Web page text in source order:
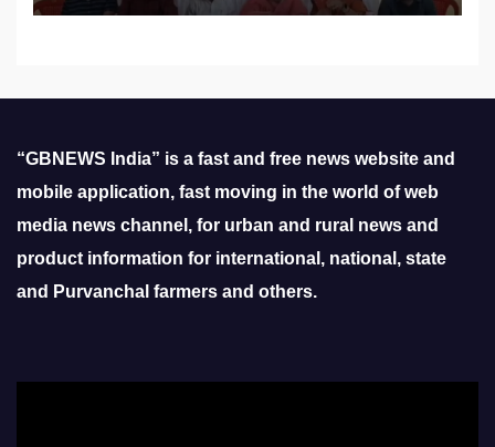
“GBNEWS India” is a fast and free news website and
mobile application, fast moving in the world of web
media news channel, for urban and rural news and
product information for international, national, state
and Purvanchal farmers and others.